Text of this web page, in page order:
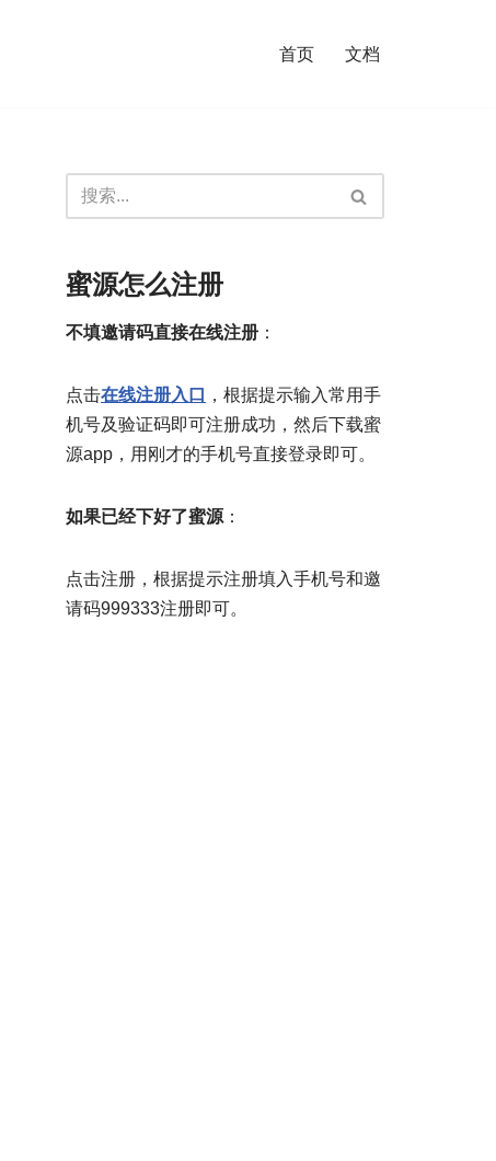
首页 文档
蜜源怎么注册
不填邀请码直接在线注册 ：
点击在线注册入口
，根据提示输入常用手
机号及验证码即可注册成功，然后下载蜜
源app，用刚才的手机号直接登录即可。
如果已经下好了蜜源 ：
点击注册，根据提示注册填入手机号和邀
请码999333注册即可。